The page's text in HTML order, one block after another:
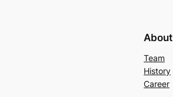
About
Team
History
Career